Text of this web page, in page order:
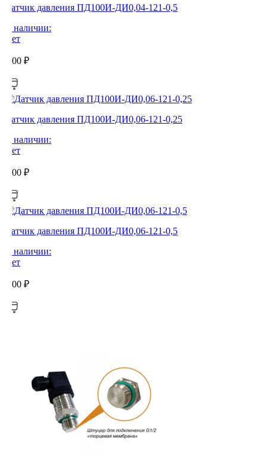
Датчик давления ПД100И-ДИ0,04-121-0,5
В наличии:
Нет
0,00 ₽
Датчик давления ПД100И-ДИ0,06-121-0,25
В наличии:
Нет
0,00 ₽
Датчик давления ПД100И-ДИ0,06-121-0,5
В наличии:
Нет
0,00 ₽